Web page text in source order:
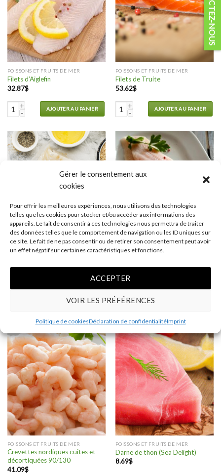
Gérer le consentement aux
cookies
Pour offrir les meilleures expériences, nous utilisons des technologies
telles que les cookies pour stocker et/ou accéder aux informations des
appareils. Le fait de consentir à ces technologies nous permettra de traiter
des données telles que le comportement de navigation ou les ID uniques sur
ce site. Le fait de ne pas consentir ou de retirer son consentement peut avoir
un effet négatif sur certaines caractéristiques et fonctions.
ACCEPTER
VOIR LES PRÉFÉRENCES
Politique de cookiesDéclaration de confidentialitéImprint
POISSONS ET FRUITS DE MER
Filets d’Aiglefin
32.87$
quantité de Filets d'Aiglefin
AJOUTER AU PANIER
POISSONS ET FRUITS DE MER
Filets de Truite
53.62$
quantité de Filets de Truite
AJOUTER AU PANIER
Filets de Morue
Filets de sole
50.25
POISSONS ET FRUITS DE MER
Crevettes nordiques cuites et
décortiquées 90/130
41.09$
POISSONS ET FRUITS DE MER
Darne de thon (Sea Delight)
8.69$